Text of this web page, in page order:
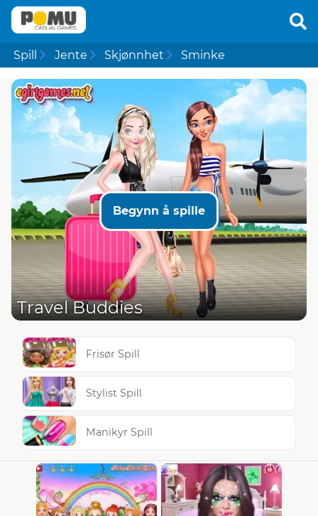
Spill Jente Skjønnhet Sminke
Begynn å spille
Travel Buddies
Frisør Spill
Stylist Spill
Manikyr Spill